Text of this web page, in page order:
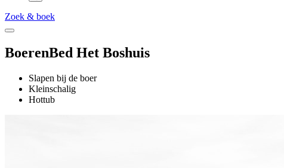
Zoek & boek
BoerenBed Het Boshuis
Slapen bij de boer
Kleinschalig
Hottub